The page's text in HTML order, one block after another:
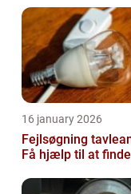
16 january 2026
Fejlsøgning
Få hjælp til at